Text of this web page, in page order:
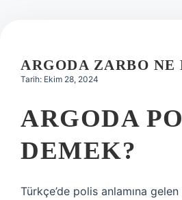
Hakkımızda
ARGODA ZARBO NE
Tarih: Ekim 28, 2024
ARGODA
DEMEK?
Türkçe’de polis anlamına gelen